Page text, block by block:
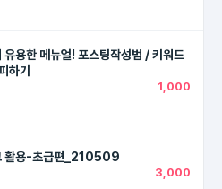
유용한 메뉴얼! 포스팅작성법 / 키워드
하기
1,000
활용-초급편_210509
3,000